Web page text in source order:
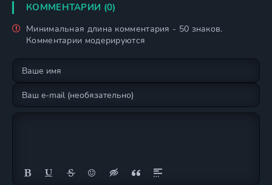
КОММЕНТАРИИ (0)
Минимальная длина комментария - 50 знаков.
Комментарии модерируются